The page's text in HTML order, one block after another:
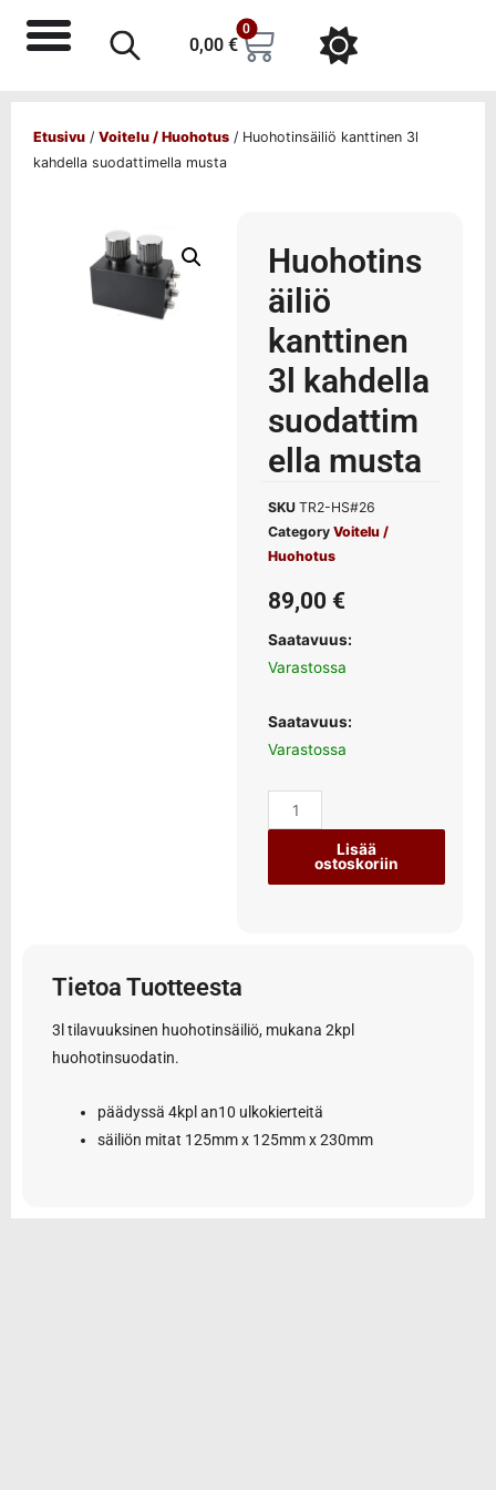
0,00 €
0
Etusivu / Voitelu / Huohotus / Huohotinsäiliö kanttinen 3l
kahdella suodattimella musta
Huohotins
äiliö
kanttinen
3l kahdella
suodattim
ella musta
SKU TR2-HS#26
Category Voitelu /
Huohotus
89,00 €
Saatavuus:
Varastossa
Saatavuus:
Varastossa
Lisää
ostoskoriin
Tietoa Tuotteesta
3l tilavuuksinen huohotinsäiliö, mukana 2kpl
huohotinsuodatin.
päädyssä 4kpl an10 ulkokierteitä
säiliön mitat 125mm x 125mm x 230mm